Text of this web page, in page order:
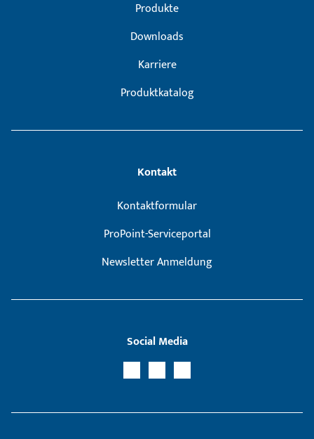
Produkte
Downloads
Karriere
Produktkatalog
Kontakt
Kontaktformular
ProPoint-Serviceportal
Newsletter Anmeldung
Social Media